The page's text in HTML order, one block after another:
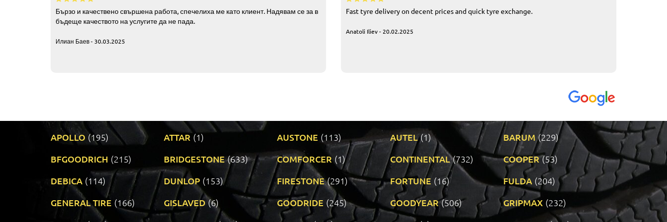
Бързо и качествено свършена работа, спечелиха ме като клиент. Надявам се за в
бъдеще качеството на услугите да не пада.
Илиан Баев - 30.03.2025
Fast tyre delivery on decent prices and quick tyre exchange.
Anatoli Iliev - 20.02.2025
APOLLO (195) ATTAR (1) AUSTONE (113) AUTEL (1) BARUM (229)
BFGOODRICH (215) BRIDGESTONE (633) COMFORCER (1) CONTINENTAL (732) COOPER (53)
DEBICA (114) DUNLOP (153) FIRESTONE (291) FORTUNE (16) FULDA (204)
GENERAL TIRE (166) GISLAVED (6) GOODRIDE (245) GOODYEAR (506) GRIPMAX (232)